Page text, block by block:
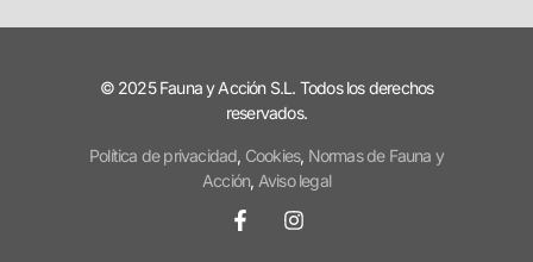
© 2025 Fauna y Acción S.L. Todos los derechos
reservados.
Política de privacidad, Cookies, Normas de Fauna y
Acción, Aviso legal